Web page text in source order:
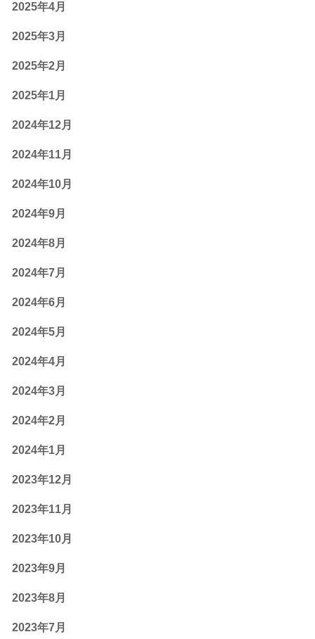
2025年4月
2025年3月
2025年2月
2025年1月
2024年12月
2024年11月
2024年10月
2024年9月
2024年8月
2024年7月
2024年6月
2024年5月
2024年4月
2024年3月
2024年2月
2024年1月
2023年12月
2023年11月
2023年10月
2023年9月
2023年8月
2023年7月